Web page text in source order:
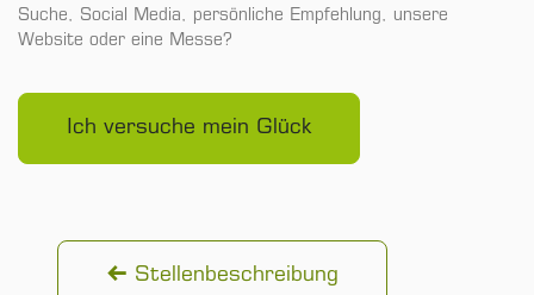
Suche, Social Media, persönliche Empfehlung, unsere
Website oder eine Messe?
Ich versuche mein Glück
Stellenbeschreibung